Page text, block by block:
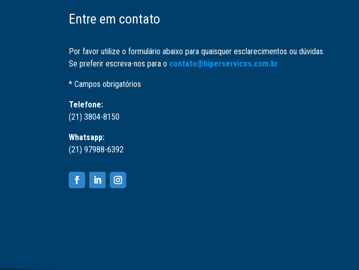
Entre em contato
Por favor utilize o formulário abaixo para quaisquer esclarecimentos ou dúvidas.
Se preferir escreva-nos para o contato@hiperservicos.com.br
* Campos obrigatórios
Telefone:
(21) 3804-8150
Whatsapp:
(21) 97988-6392